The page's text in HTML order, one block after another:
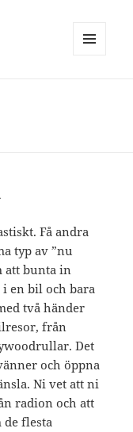
Få andra
typ av ”nu
att bunta in
en bil och bara
två händer
från
Det
och öppna
Ni vet att ni
radion och att
de flesta